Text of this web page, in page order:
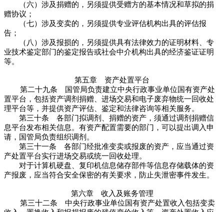
（六）涉及捐赠的，另须提供受赠方的基本情况和草拟的捐
赠协议；
（七）涉及变卖的，另须提供专业评估机构出具的评估报
告；
（八）涉及报损的，另须提供具有法律效力的证明材料、专
业技术鉴定部门的鉴定报告或社会中介机构出具的经济鉴证证明
等。
第五章 资产处置平台
第二十九条 国管局负责建立中央行政事业单位国有资产处
置平台，包括资产调剂捐赠、进场交易和电子废弃物统一回收处
理平台等，并提供资产评估、鉴定和法律咨询等相关服务。
第三十条 各部门拟调剂、捐赠的资产，须通过调剂捐赠信
息平台发布相关信息。有资产配置需要的部门，可以提出调入申
请，国管局负责组织调剂。
第三十一条 各部门经批准变卖或报废的资产，应当通过资
产处置平台实行进场交易或统一回收处理。
对于计算机硬盘、复印机信息储存部件等信息存储载体的资
产报废，应当符合安全保密的有关要求，防止失泄密事件发生。
第六章 收入及账务管理
第三十二条 中央行政事业单位国有资产处置收入包括变卖